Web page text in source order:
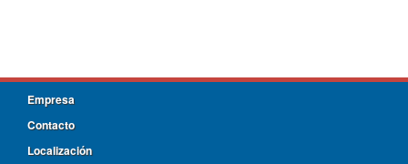
Empresa
Contacto
Localización